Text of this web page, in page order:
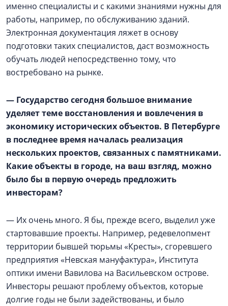
именно специалисты и с какими знаниями нужны для
работы, например, по обслуживанию зданий.
Электронная документация ляжет в основу
подготовки таких специалистов, даст возможность
обучать людей непосредственно тому, что
востребовано на рынке.
— Государство сегодня большое внимание
уделяет теме восстановления и вовлечения в
экономику исторических объектов. В Петербурге
в последнее время началась реализация
нескольких проектов, связанных с памятниками.
Какие объекты в городе, на ваш взгляд, можно
было бы в первую очередь предложить
инвесторам?
— Их очень много. Я бы, прежде всего, выделил уже
стартовавшие проекты. Например, редевелопмент
территории бывшей тюрьмы «Кресты», сгоревшего
предприятия «Невская мануфактура», Института
оптики имени Вавилова на Васильевском острове.
Инвесторы решают проблему объектов, которые
долгие годы не были задействованы, и было